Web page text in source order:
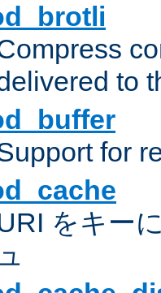
to
for
をキー
ュ